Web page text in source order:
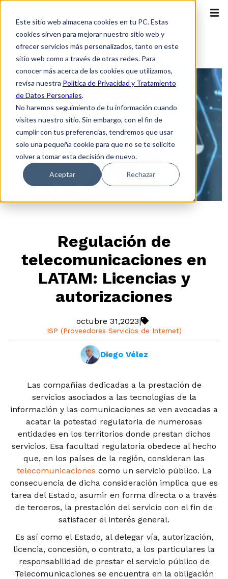
Este sitio web almacena cookies en tu PC. Estas
cookies sirven para mejorar nuestro sitio web y
ofrecer servicios más personalizados, tanto en este
sitio web como a través de otras redes. Para
conocer más acerca de las cookies que utilizamos,
revisa nuestra Política de Privacidad y Tratamiento
de Datos Personales.
No haremos seguimiento de tu información cuando
visites nuestro sitio. Sin embargo, con el fin de
cumplir con tus preferencias, tendremos que usar
solo una pequeña cookie para que no se te solicite
volver a tomar esta decisión de nuevo.
Aceptar Rechazar
Regulación de
telecomunicaciones en
LATAM: Licencias y
autorizaciones
octubre 31,2023|
ISP (Proveedores Servicios de Internet)
Diego Vélez
Las compañías dedicadas a la prestación de
servicios asociados a las tecnologías de la
información y las comunicaciones se ven avocadas a
acatar la potestad regulatoria de numerosas
entidades en los territorios donde prestan dichos
servicios. Esa facultad regulatoria obedece al hecho
que, en los países de la región, consideran las
telecomunicaciones como un servicio público. La
consecuencia de dicha consideración implica que es
tarea del Estado, asumir en forma directa o a través
de terceros, la prestación del servicio con el fin de
satisfacer el interés general.
Es así como el Estado, al delegar vía, autorización,
licencia, concesión, o contrato, a los particulares la
responsabilidad de prestar el servicio público de
Telecomunicaciones se encuentra en la obligación